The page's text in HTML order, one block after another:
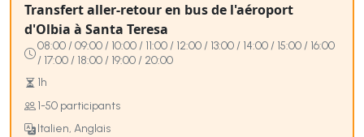
Transfert aller-retour en bus de l'aéroport
d'Olbia à Santa Teresa
08:00 / 09:00 / 10:00 / 11:00 / 12:00 / 13:00 / 14:00 / 15:00 / 16:00
/ 17:00 / 18:00 / 19:00 / 20:00
1h
1-50 participants
Italien, Anglais